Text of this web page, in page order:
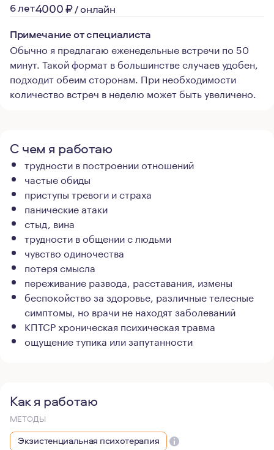
6 лет4000₽/онлайн
Примечание от специалиста
Обычно я предлагаю еженедельные встречи по 50
минут. Такой формат в большинстве случаев удобен,
подходит обеим сторонам. При необходимости
количество встреч в неделю может быть увеличено.
С чем я работаю
трудности в построении отношений
частые обиды
приступы тревоги и страха
панические атаки
стыд, вина
трудности в общении с людьми
чувство одиночества
потеря смысла
переживание развода, расставания, измены
беспокойство за здоровье, различные телесные
симптомы, но врачи не находят заболеваний
КПТСР хроническая психическая травма
ощущение тупика или запутанности
Как я работаю
МЕТОДЫ
Экзистенциальная психотерапия